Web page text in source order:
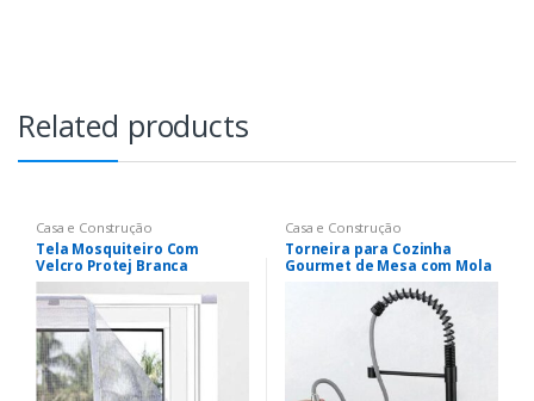
Related products
Casa e Construção
Tela Mosquiteiro Com
Velcro Protej Branca
Casa e Construção
Torneira para Cozinha
Gourmet de Mesa com Mola
– Monocomando Black Nell